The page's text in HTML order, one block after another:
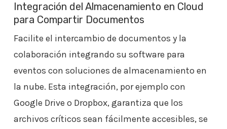
Integración del Almacenamiento en Cloud
para Compartir Documentos
Facilite el intercambio de documentos y la
colaboración integrando su software para
eventos con soluciones de almacenamiento en
la nube. Esta integración, por ejemplo con
Google Drive o Dropbox, garantiza que los
archivos críticos sean fácilmente accesibles, se